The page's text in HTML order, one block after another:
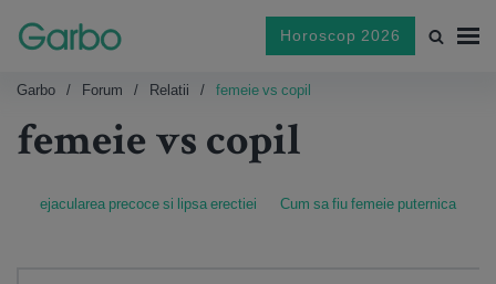
Horoscop 2026
Garbo Forum Relatii femeie vs copil
femeie vs copil
ejacularea precoce si lipsa erectiei Cum sa fiu femeie puternica